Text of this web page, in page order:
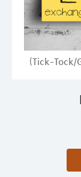
(Tick-Tock/